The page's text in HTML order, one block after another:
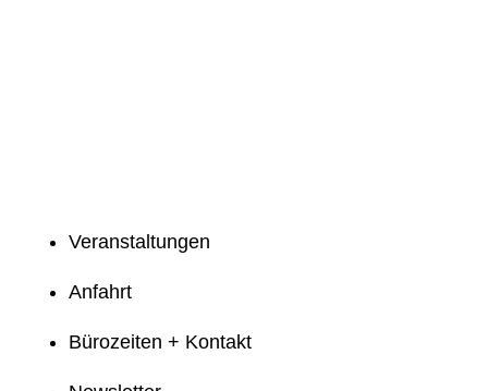
Veranstaltungen
Anfahrt
Bürozeiten + Kontakt